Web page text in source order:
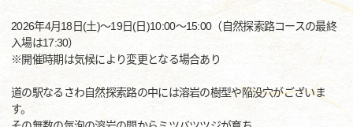
2026年4月18日(土)～19日(日)10:00～15:00（自然探索路コースの最終
入場は17:30）
※開催時期は気候により変更となる場合あり
道の駅なるさわ自然探索路の中には溶岩の樹型や陥没穴がございま
す。